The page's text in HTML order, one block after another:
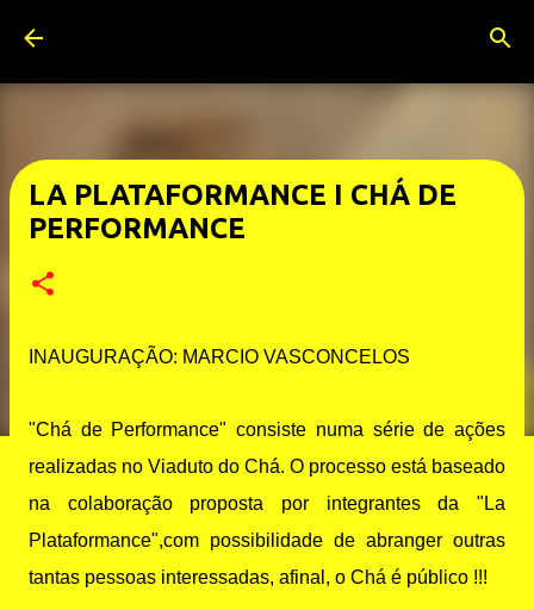
LA PLATAFORMANCE I CHÁ DE
PERFORMANCE
INAUGURAÇÃO: MARCIO VASCONCELOS
"Chá de Performance" consiste numa série de ações
realizadas no Viaduto do Chá. O processo está baseado
na colaboração proposta por integrantes da "La
Plataformance",com possibilidade de abranger outras
tantas pessoas interessadas, afinal, o Chá é público !!!